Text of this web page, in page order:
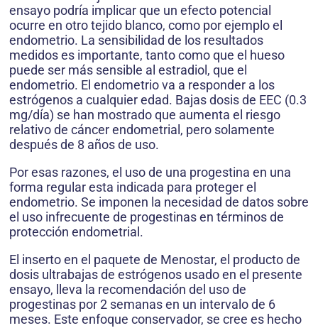
ensayo podría implicar que un efecto potencial
ocurre en otro tejido blanco, como por ejemplo el
endometrio. La sensibilidad de los resultados
medidos es importante, tanto como que el hueso
puede ser más sensible al estradiol, que el
endometrio. El endometrio va a responder a los
estrógenos a cualquier edad. Bajas dosis de EEC (0.3
mg/día) se han mostrado que aumenta el riesgo
relativo de cáncer endometrial, pero solamente
después de 8 años de uso.
Por esas razones, el uso de una progestina en una
forma regular esta indicada para proteger el
endometrio. Se imponen la necesidad de datos sobre
el uso infrecuente de progestinas en términos de
protección endometrial.
El inserto en el paquete de Menostar, el producto de
dosis ultrabajas de estrógenos usado en el presente
ensayo, lleva la recomendación del uso de
progestinas por 2 semanas en un intervalo de 6
meses. Este enfoque conservador, se cree es hecho